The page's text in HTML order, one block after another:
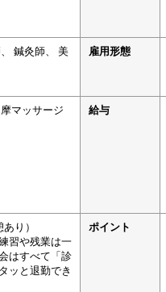
一般的な院の約4倍！外傷から
者様が非常に多く、大人気の「
く、店舗で1日65〜90名の患者
鍼灸師、 美
雇用形態
マッサージ
給与
り）
習や残業は一
はすべて「診
ッと退勤でき
ポイント